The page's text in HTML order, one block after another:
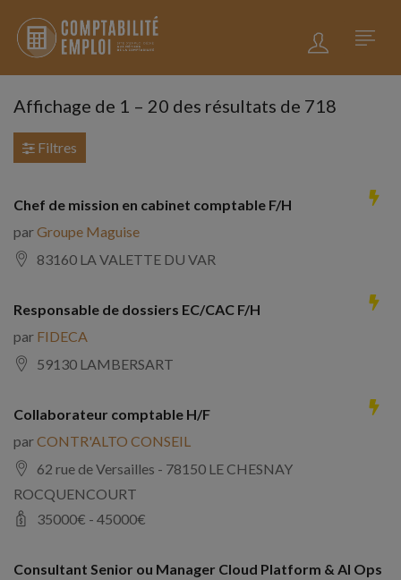
Affichage de 1 – 20 des résultats de 718
Filtres
Chef de mission en cabinet comptable F/H
parGroupe Maguise
83160 LA VALETTE DU VAR
Responsable de dossiers EC/CAC F/H
par FIDECA
59130 LAMBERSART
Collaborateur comptable H/F
parCONTR'ALTO CONSEIL
62 rue de Versailles - 78150 LE CHESNAY
ROCQUENCOURT
35000€ - 45000€
Consultant Senior ou Manager Cloud Platform & AI Ops